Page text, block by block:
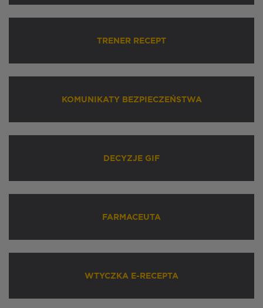
TRENER RECEPT
KOMUNIKATY BEZPIECZEŃSTWA
DECYZJE GIF
FARMACEUTA
WTYCZKA E-RECEPTA